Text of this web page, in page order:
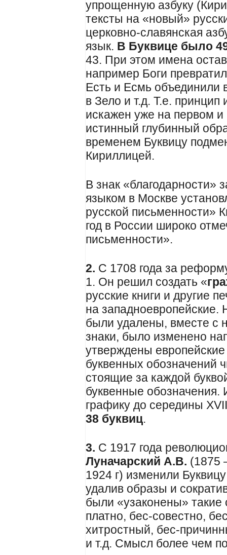
упрощенную азбуку
тексты на «новый»
церковно-славянская
язык. В Буквице было
43. При этом имена
например Боги
Есть и Есмь объединили
в Зело и т.д. Т.е.
искажен уже на первом и
истинный глубинный
временем Буквицу
Кириллицей.
В знак «благодарности»
языком в Москве
русской
год в России широко
письменности».
2. С 1708 года за
1. Он решил создать «
русские книги и другие
на западноевропейские.
были удалены, вместе с
знаки, было изменено
утверждены
буквенных обозначений
стоящие за каждой
буквенные обозначения.
графику до середины
38 буквиц.
3. С 1917 года
Луначарский А.В. (1875
1924 г) изменили
удалив образы и
были «узаконены»
платно, бес-совестно,
хитростный, бес-
и т.д. Смысл более чем